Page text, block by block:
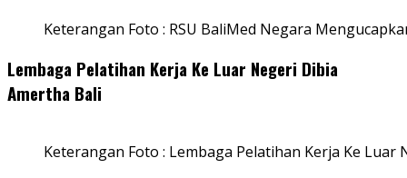
Keterangan Foto : RSU BaliMed Negara
Lembaga Pelatihan Kerja Ke Luar Negeri Dibia
Amertha Bali
Keterangan Foto : Lembaga Pelatihan Kerja Ke Luar